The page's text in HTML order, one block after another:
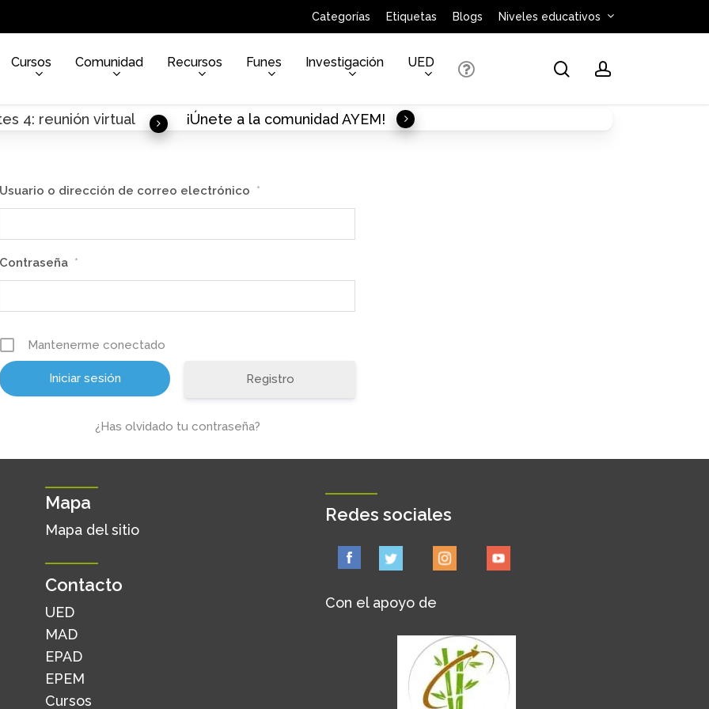
Categorías Etiquetas Blogs Niveles educativos
Cursos Comunidad Recursos Funes Investigación UED searchaccount
4: reunión virtual ¡Únete a la comunidad AYEM!
Usuario o dirección de correo electrónico *
Contraseña *
Mantenerme conectado
Registro
¿Has olvidado tu contraseña?
Mapa
Mapa del sitio
Contacto
UED
MAD
EPAD
EPEM
Cursos
Redes sociales
Con el apoyo de